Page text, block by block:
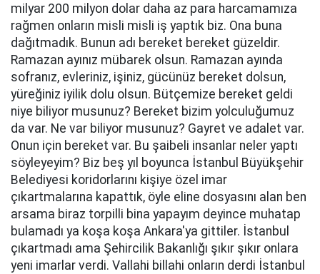
milyar 200 milyon dolar daha az para harcamamıza
rağmen onların misli misli iş yaptık biz. Ona buna
dağıtmadık. Bunun adı bereket bereket güzeldir.
Ramazan ayınız mübarek olsun. Ramazan ayında
sofranız, evleriniz, işiniz, gücünüz bereket dolsun,
yüreğiniz iyilik dolu olsun. Bütçemize bereket geldi
niye biliyor musunuz? Bereket bizim yolculuğumuz
da var. Ne var biliyor musunuz? Gayret ve adalet var.
Onun için bereket var. Bu şaibeli insanlar neler yaptı
söyleyeyim? Biz beş yıl boyunca İstanbul Büyükşehir
Belediyesi koridorlarını kişiye özel imar
çıkartmalarına kapattık, öyle eline dosyasını alan ben
arsama biraz torpilli bina yapayım deyince muhatap
bulamadı ya koşa koşa Ankara'ya gittiler. İstanbul
çıkartmadı ama Şehircilik Bakanlığı şıkır şıkır onlara
yeni imarlar verdi. Vallahi billahi onların derdi İstanbul